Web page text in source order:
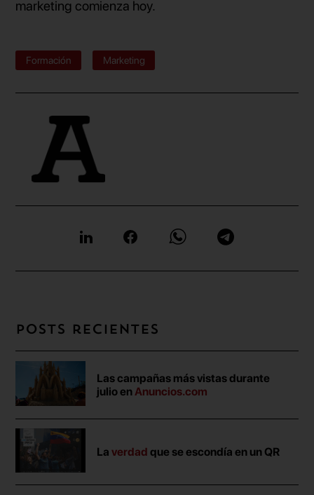
marketing comienza hoy.
Formación Marketing
Posts recientes
Las campañas más vistas durante
julio enAnuncios.com
Laverdad que se escondía en un QR